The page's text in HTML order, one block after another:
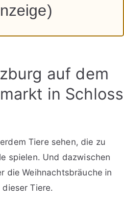
auf dem
in Schloss
Tiere sehen, die zu
spielen. Und dazwischen
die Weihnachtsbräuche in
Tiere.